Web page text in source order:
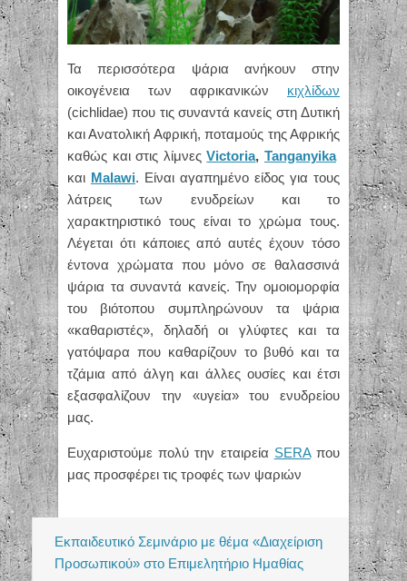
Τα περισσότερα ψάρια ανήκουν στην
οικογένεια των αφρικανικών κιχλίδων
(cichlidae) που τις συναντά κανείς στη Δυτική
και Ανατολική Αφρική, ποταμούς της Αφρικής
καθώς και στις λίμνεςVictoria,Tanganyika
και Malawi. Είναι αγαπημένο είδος για τους
λάτρεις των ενυδρείων και το
χαρακτηριστικό τους είναι το χρώμα τους.
Λέγεται ότι κάποιες από αυτές έχουν τόσο
έντονα χρώματα που μόνο σε θαλασσινά
ψάρια τα συναντά κανείς. Την ομοιομορφία
του βιότοπου συμπληρώνουν τα ψάρια
«καθαριστές», δηλαδή οι γλύφτες και τα
γατόψαρα που καθαρίζουν το βυθό και τα
τζάμια από άλγη και άλλες ουσίες και έτσι
εξασφαλίζουν την «υγεία» του ενυδρείου
μας.
Ευχαριστούμε πολύ την εταιρεία SERAπου
μας προσφέρει τις τροφές των ψαριών
Εκπαιδευτικό Σεμινάριο με θέμα «Διαχείριση
Προσωπικού» στο Επιμελητήριο Ημαθίας